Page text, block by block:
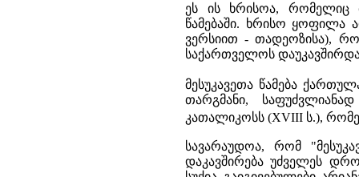
ეს ის ხრისოა, რომელიც
წამებაში. ხრისო ყოფილა
ვერსიით - თადეოზისა),
საქარ­თველოს
მესუკავეთა წამება
თარგმანი,
კათალიკოსს (XVIII ს.),
სავარაუდოა, რომ
დაკავშირება უძველეს